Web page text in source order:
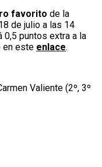
favorito de la
de julio a las 14
0,5 puntos extra a la
en este enlace.
Valiente (2º, 3º